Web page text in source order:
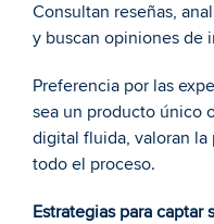
Consultan reseñas,
y buscan opiniones de
Preferencia por las
sea un producto único
digital fluida, valoran
todo el proceso.
Estrategias para captar